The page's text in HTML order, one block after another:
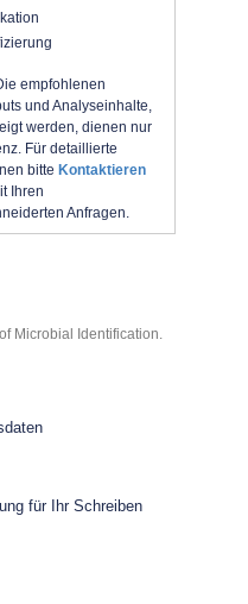
empfohlenen
und Analyseinhalte,
werden, dienen nur
Für detaillierte
bitte Kontaktieren
Ihren
Anfragen.
für Ihr Schreiben